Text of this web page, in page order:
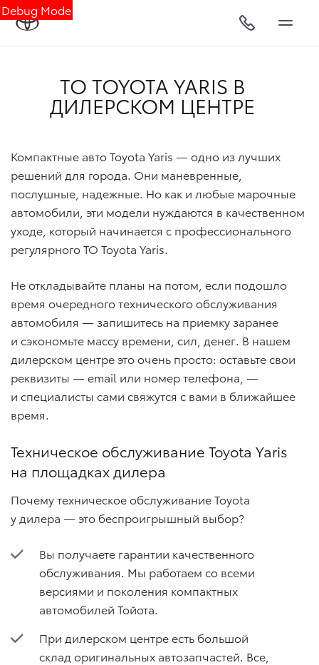
Debug Mode
ТО TOYOTA YARIS В
ДИЛЕРСКОМ ЦЕНТРЕ
Компактные авто Toyota Yaris — одно из лучших
решений для города. Они маневренные,
послушные, надежные. Но как и любые марочные
автомобили, эти модели нуждаются в качественном
уходе, который начинается с профессионального
регулярного ТО Toyota Yaris.
Не откладывайте планы на потом, если подошло
время очередного технического обслуживания
автомобиля — запишитесь на приемку заранее
и сэкономьте массу времени, сил, денег. В нашем
дилерском центре это очень просто: оставьте свои
реквизиты — email или номер телефона, —
и специалисты сами свяжутся с вами в ближайшее
время.
Техническое обслуживание Toyota Yaris
на площадках дилера
Почему техническое обслуживание Toyota
у дилера — это беспроигрышный выбор?
Вы получаете гарантии качественного
обслуживания. Мы работаем со всеми
версиями и поколения компактных
автомобилей Тойота.
При дилерском центре есть большой
склад оригинальных автозапчастей. Все,